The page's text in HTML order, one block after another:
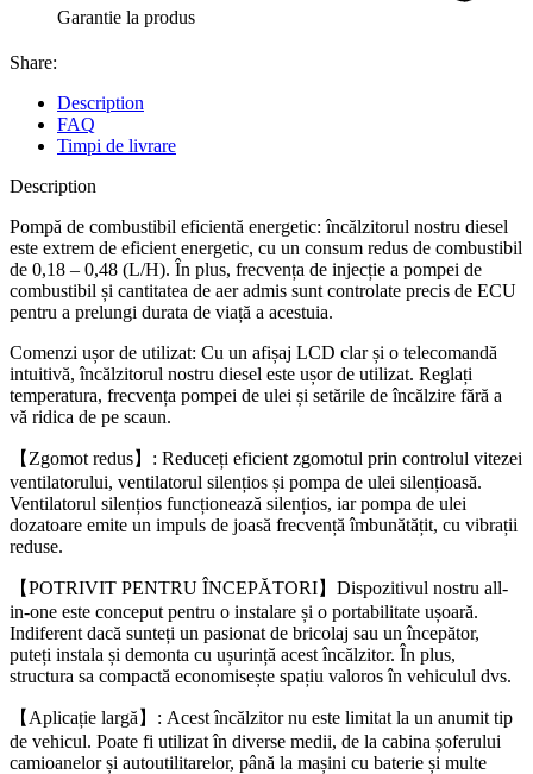
Garantie la produs
Share:
Description
FAQ
Timpi de livrare
Description
Pompă de combustibil eficientă energetic: încălzitorul nostru diesel
este extrem de eficient energetic, cu un consum redus de combustibil
de 0,18 – 0,48 (L/H). În plus, frecvența de injecție a pompei de
combustibil și cantitatea de aer admis sunt controlate precis de ECU
pentru a prelungi durata de viață a acestuia.
Comenzi ușor de utilizat: Cu un afișaj LCD clar și o telecomandă
intuitivă, încălzitorul nostru diesel este ușor de utilizat. Reglați
temperatura, frecvența pompei de ulei și setările de încălzire fără a
vă ridica de pe scaun.
【Zgomot redus】: Reduceți eficient zgomotul prin controlul vitezei
ventilatorului, ventilatorul silențios și pompa de ulei silențioasă.
Ventilatorul silențios funcționează silențios, iar pompa de ulei
dozatoare emite un impuls de joasă frecvență îmbunătățit, cu vibrații
reduse.
【POTRIVIT PENTRU ÎNCEPĂTORI】Dispozitivul nostru all-
in-one este conceput pentru o instalare și o portabilitate ușoară.
Indiferent dacă sunteți un pasionat de bricolaj sau un începător,
puteți instala și demonta cu ușurință acest încălzitor. În plus,
structura sa compactă economisește spațiu valoros în vehiculul dvs.
【Aplicație largă】: Acest încălzitor nu este limitat la un anumit tip
de vehicul. Poate fi utilizat în diverse medii, de la cabina șoferului
camioanelor și autoutilitarelor, până la mașini cu baterie și multe